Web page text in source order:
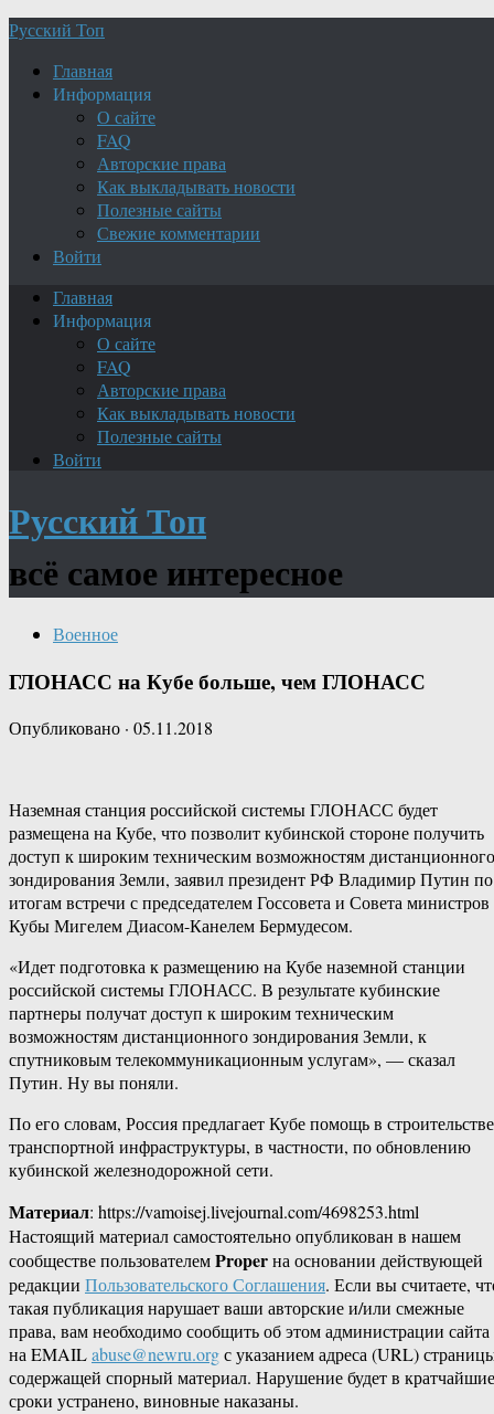
Русский Топ
Главная
Информация
О сайте
FAQ
Авторские права
Как выкладывать новости
Полезные сайты
Свежие комментарии
Войти
Главная
Информация
О сайте
FAQ
Авторские права
Как выкладывать новости
Полезные сайты
Войти
Русский Топ
всё самое интересное
Военное
ГЛОНАСС на Кубе больше, чем ГЛОНАСС
Опубликовано · 05.11.2018
Наземная станция российской системы ГЛОНАСС будет
размещена на Кубе, что позволит кубинской стороне получить
доступ к широким техническим возможностям дистанционного
зондирования Земли, заявил президент РФ Владимир Путин по
итогам встречи с председателем Госсовета и Совета министров
Кубы Мигелем Диасом-Канелем Бермудесом.
«Идет подготовка к размещению на Кубе наземной станции
российской системы ГЛОНАСС. В результате кубинские
партнеры получат доступ к широким техническим
возможностям дистанционного зондирования Земли, к
спутниковым телекоммуникационным услугам», — сказал
Путин. Ну вы поняли.
По его словам, Россия предлагает Кубе помощь в строительстве
транспортной инфраструктуры, в частности, по обновлению
кубинской железнодорожной сети.
Материал: https://vamoisej.livejournal.com/4698253.html
Настоящий материал самостоятельно опубликован в нашем
сообществе пользователемProperна основании действующей
редакции Пользовательского Соглашения. Если вы считаете,
такая публикация нарушает ваши авторские и/или смежные
права, вам необходимо сообщить об этом администрации сайта
на EMAILabuse@newru.orgс указанием адреса (URL)
содержащей спорный материал. Нарушение будет в кратчайшие
сроки устранено, виновные наказаны.